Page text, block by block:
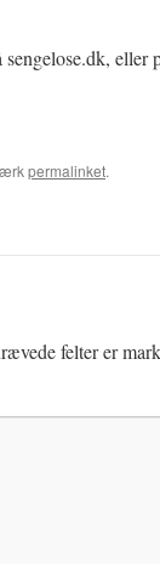
eller
permalinket.
felter er